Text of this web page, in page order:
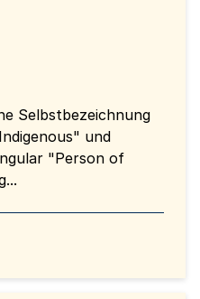
Selbstbezeichnung
und
"Person of